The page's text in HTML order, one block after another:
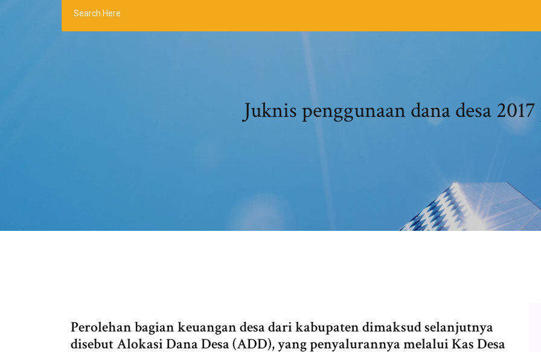
Juknis penggunaan dana desa
Perolehan bagian keuangan desa dari kabupaten dimaksud selanjutnya
disebut Alokasi Dana Desa (ADD), yang penyalurannya melalui Kas Desa